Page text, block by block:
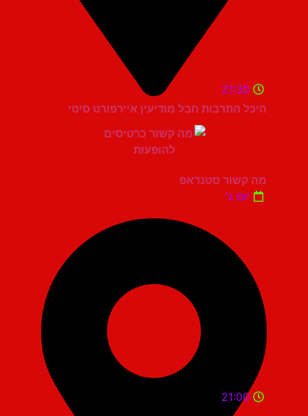
היכל התרבות חבל מודיעין איירפורט סיטי
21:30
מה קשור סטנדאפ
יום ג'
21:00